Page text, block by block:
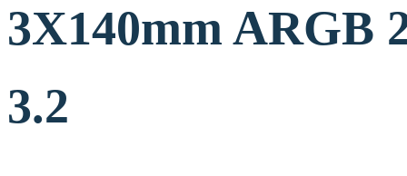
3X140mm ARGB
3.2